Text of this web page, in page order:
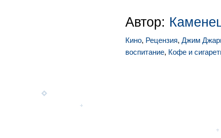
Автор:
Кино, Рецензия, Джим
воспитание, Кофе и